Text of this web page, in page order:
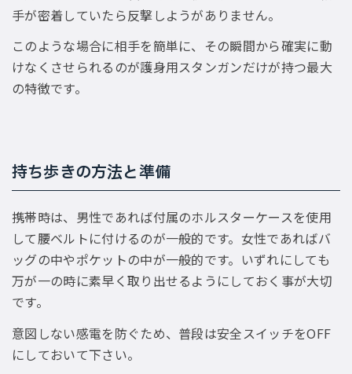
手が密着していたら反撃しようがありません。
このような場合に相手を簡単に、その瞬間から確実に動
けなくさせられるのが護身用スタンガンだけが持つ最大
の特徴です。
持ち歩きの方法と準備
携帯時は、男性であれば付属のホルスターケースを使用
して腰ベルトに付けるのが一般的です。女性であればバ
ッグの中やポケットの中が一般的です。いずれにしても
万が一の時に素早く取り出せるようにしておく事が大切
です。
意図しない感電を防ぐため、普段は安全スイッチをOFF
にしておいて下さい。